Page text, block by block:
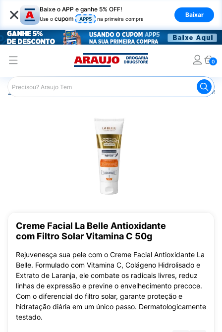
× Baixe o APP e ganhe 5% OFF!
Use o cupom APP5 na primeira compra
Baixar
0
Araujo Dermocosméticos Dermocosméticos para o
Creme Facial La Belle Antioxidante
com Filtro Solar Vitamina C 50g
Rejuvenesça sua pele com o Creme Facial Antioxidante La
Belle. Formulado com Vitamina C, Colágeno Hidrolisado e
Extrato de Laranja, ele combate os radicais livres, reduz
linhas de expressão e previne o envelhecimento precoce.
Com o diferencial do filtro solar, garante proteção e
hidratação diária em um único passo. Dermatologicamente
testado.